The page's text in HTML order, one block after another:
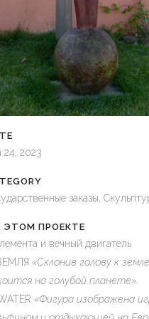
24, 2023
заказы,
ЭТОМ ПРОЕКТЕ
и вечный двигатель
«Склонив голову к
на голубой планете»
«Фигура изображена